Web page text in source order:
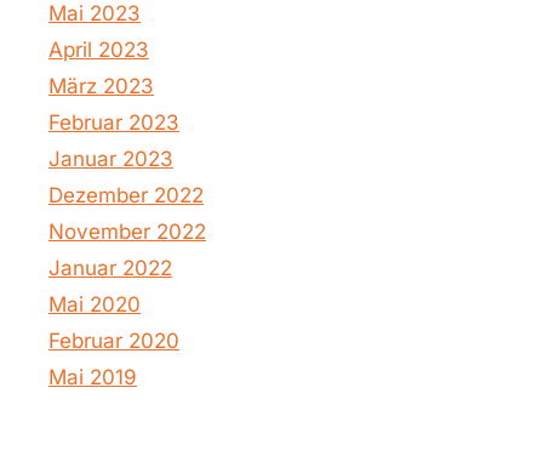
Mai 2023
April 2023
März 2023
Februar 2023
Januar 2023
Dezember 2022
November 2022
Januar 2022
Mai 2020
Februar 2020
Mai 2019